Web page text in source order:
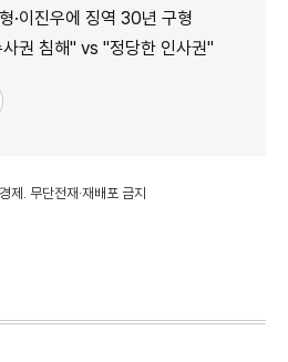
·이진우에 징역 30년 구형
권 침해" vs "정당한 인사권"
. 무단전재·재배포 금지